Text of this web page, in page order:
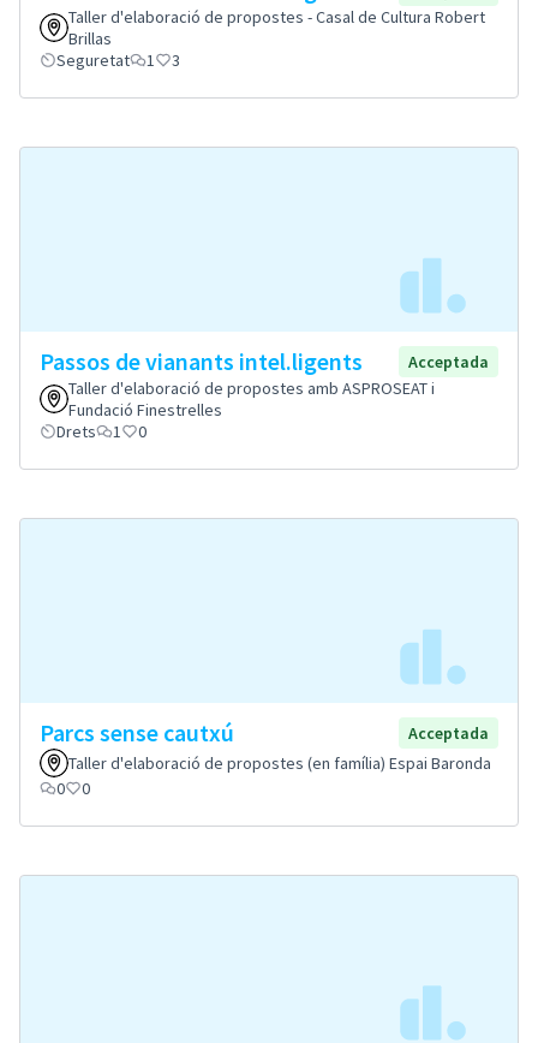
Taller d'elaboració de propostes - Casal de Cultura Robert
Brillas
Seguretat
1 3
Passos de vianants intel.ligents
Acceptada
Taller d'elaboració de propostes amb ASPROSEAT i
Fundació Finestrelles
Drets
1 0
Parcs sense cautxú
Acceptada
Taller d'elaboració de propostes (en família) Espai Baronda
0
0